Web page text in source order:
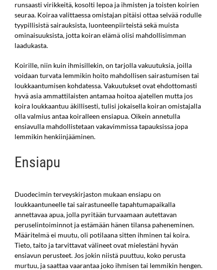
runsaasti virikkeitä, kosolti lepoa ja ihmisten ja toisten koirien
seuraa. Koiraa valittaessa omistajan pitäisi ottaa selvää rodulle
tyypillisistä sairauksista, luonteenpiirteistä sekä muista
ominaisuuksista, jotta koiran elämä olisi mahdollisimman
laadukasta.
Koirille, niin kuin ihmisillekin, on tarjolla vakuutuksia, joilla
voidaan turvata lemmikin hoito mahdollisen sairastumisen tai
loukkaantumisen kohdatessa. Vakuutukset ovat ehdottomasti
hyvä asia ammattilaisten antamaa hoitoa ajatellen mutta jos
koira loukkaantuu äkillisesti, tulisi jokaisella koiran omistajalla
olla valmius antaa koiralleen ensiapua. Oikein annetulla
ensiavulla mahdollistetaan vakavimmissa tapauksissa jopa
lemmikin henkiinjääminen.
Ensiapu
Duodecimin terveyskirjaston mukaan ensiapu on
loukkaantuneelle tai sairastuneelle tapahtumapaikalla
annettavaa apua, jolla pyritään turvaamaan autettavan
peruselintoiminnot ja estämään hänen tilansa paheneminen.
Määritelmä ei muutu, oli potilaana sitten ihminen tai koira.
Tieto, taito ja tarvittavat välineet ovat mielestäni hyvän
ensiavun perusteet. Jos jokin niistä puuttuu, koko perusta
murtuu, ja saattaa vaarantaa joko ihmisen tai lemmikin hengen.